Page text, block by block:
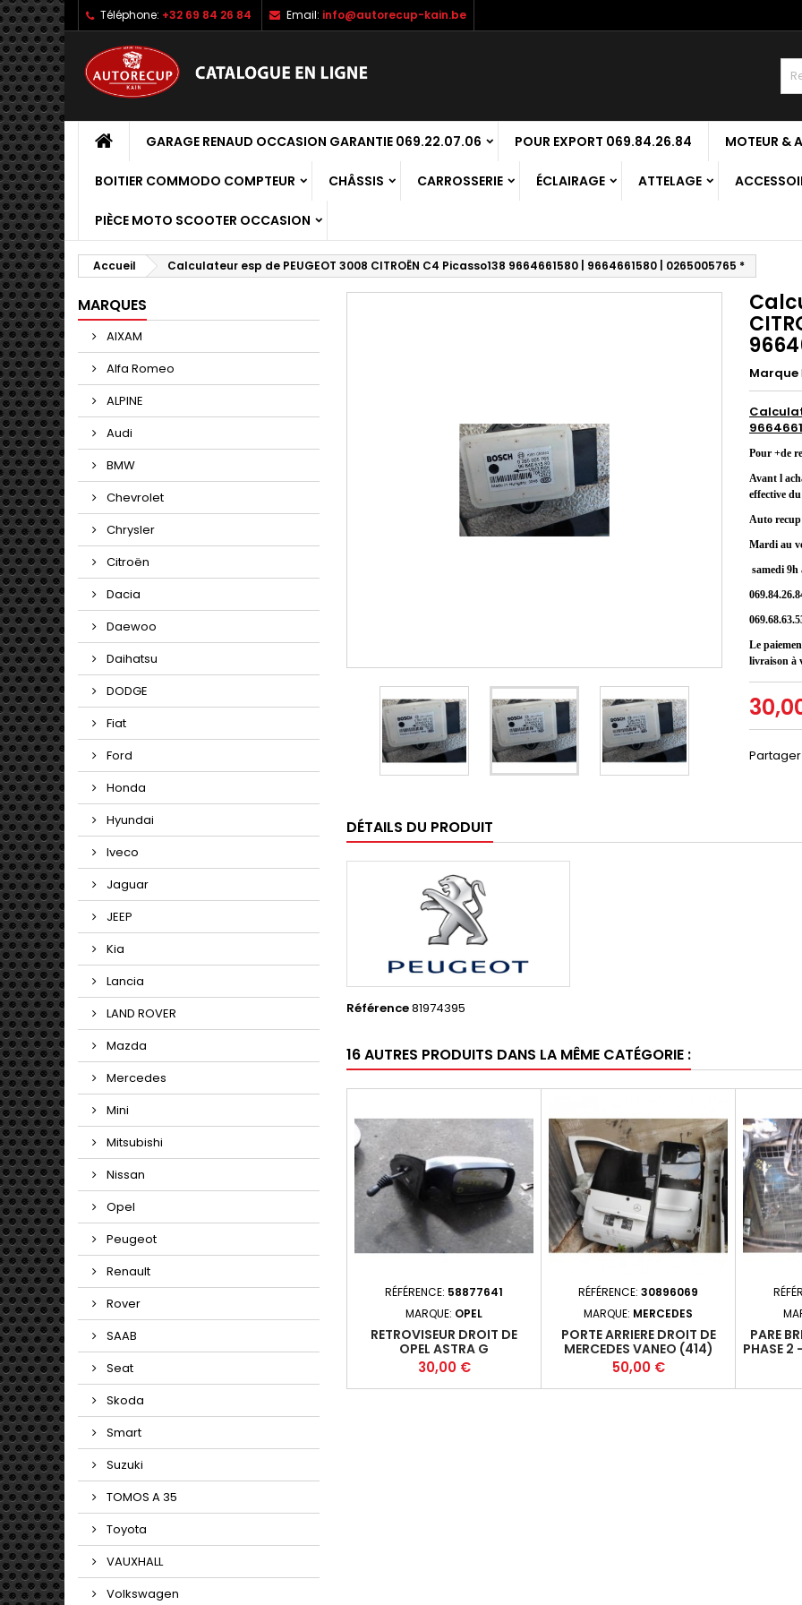
Téléphone: +32 69 84 26 84 Email: info@autorecup-kain.be
GARAGE RENAUD OCCASION GARANTIE 069.22.07.06 POUR EXPORT 069.84.26.84 MOTEUR &
BOITIER COMMODO COMPTEUR CHÂSSIS CARROSSERIE ÉCLAIRAGE ATTELAGE
PIÈCE MOTO SCOOTER OCCASION
Accueil Calculateur esp de PEUGEOT 3008 CITROËN C4 Picasso138 9664661580 | 9664661580 | 0265005765 *
MARQUES
AIXAM
Alfa Romeo
ALPINE
Audi
BMW
Chevrolet
Chrysler
Citroën
Dacia
Daewoo
Daihatsu
DODGE
Fiat
Ford
Honda
Hyundai
Iveco
Jaguar
JEEP
Kia
Lancia
LAND ROVER
Mazda
Mercedes
Mini
Mitsubishi
Nissan
Opel
Peugeot
Renault
Rover
SAAB
Seat
Skoda
Smart
Suzuki
TOMOS A 35
Toyota
VAUXHALL
Volkswagen
Marque
Pour +de
Avant l
effective
Auto recup
Mardi au
samedi 9h
Le
livraison à
Partager
DÉTAILS DU PRODUIT
Référence81974395
16 AUTRES PRODUITS DANS LA MÊME CATÉGORIE :
RÉFÉRENCE: 58877641
MARQUE: OPEL
RETROVISEUR DROIT DE
OPEL ASTRA G
Prix
30,00 €
RÉFÉRENCE: 30896069
MARQUE: MERCEDES
PORTE ARRIERE DROIT DE
MERCEDES VANEO (414)
Prix
50,00 €
PARE
PHASE